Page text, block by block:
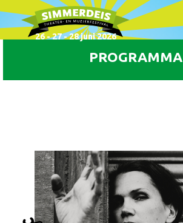
26 - 27 - 28 juni 2026
PROGRAMMA